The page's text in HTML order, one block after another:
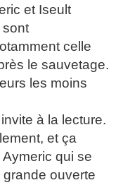
et Iseult
celle
le sauvetage.
les moins
à la lecture.
et ça
qui se
ouverte